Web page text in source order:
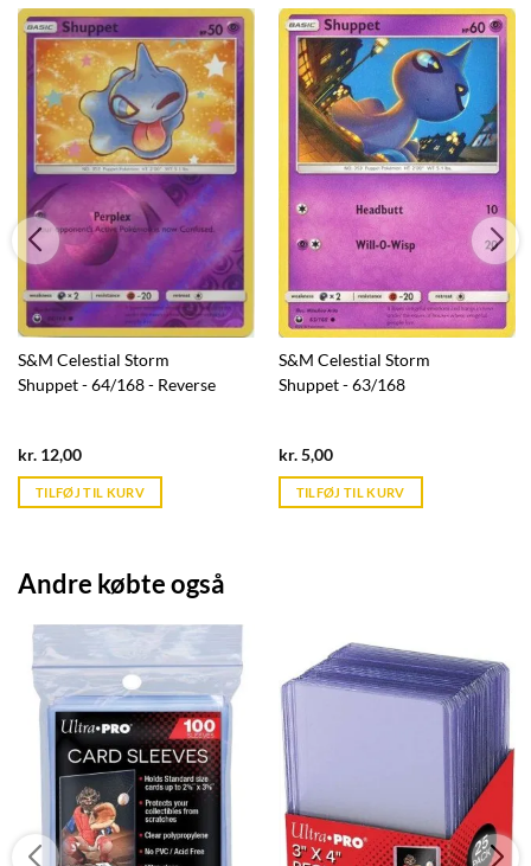
S&M Celestial Storm
Shuppet - 64/168 - Reverse
kr. 12,00Current
is:
kr. 39,95.
TILFØJ TIL KURV
S&M Celestial Storm
Shuppet - 63/168
kr.5,00Current
is:
kr. 39,95.
TILFØJ TIL KURV
Andre købte også